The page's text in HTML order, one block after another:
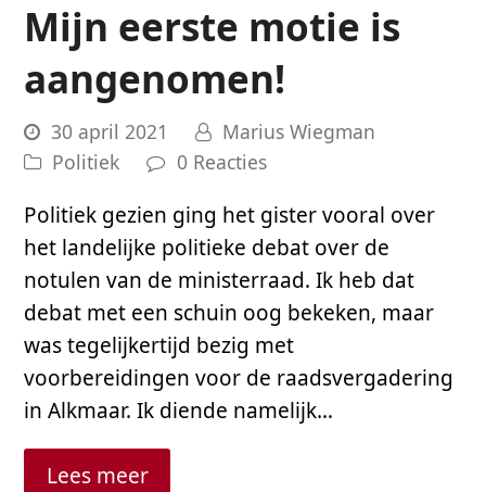
Mijn eerste motie is
aangenomen!
30 april 2021
Marius Wiegman
Politiek
0 Reacties
Politiek gezien ging het gister vooral over
het landelijke politieke debat over de
notulen van de ministerraad. Ik heb dat
debat met een schuin oog bekeken, maar
was tegelijkertijd bezig met
voorbereidingen voor de raadsvergadering
in Alkmaar. Ik diende namelijk…
Lees meer